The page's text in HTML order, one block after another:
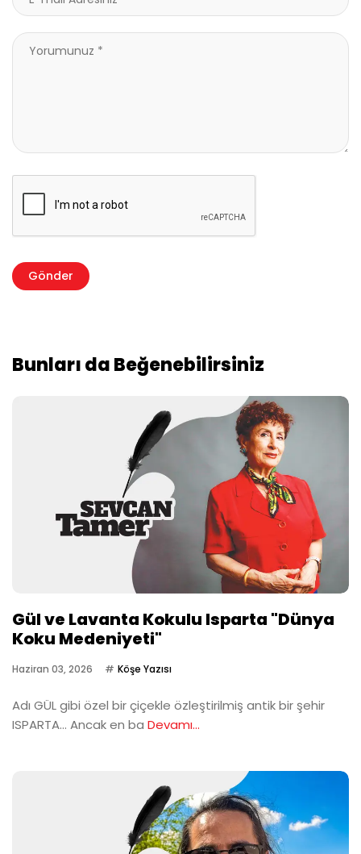
Bunları da Beğenebilirsiniz
Gül ve Lavanta Kokulu Isparta "Dünya
Koku Medeniyeti"
Haziran 03, 2026 Köşe Yazısı
Adı GÜL gibi özel bir çiçekle özleştirilmiş antik bir şehir
ISPARTA… Ancak en ba Devamı...